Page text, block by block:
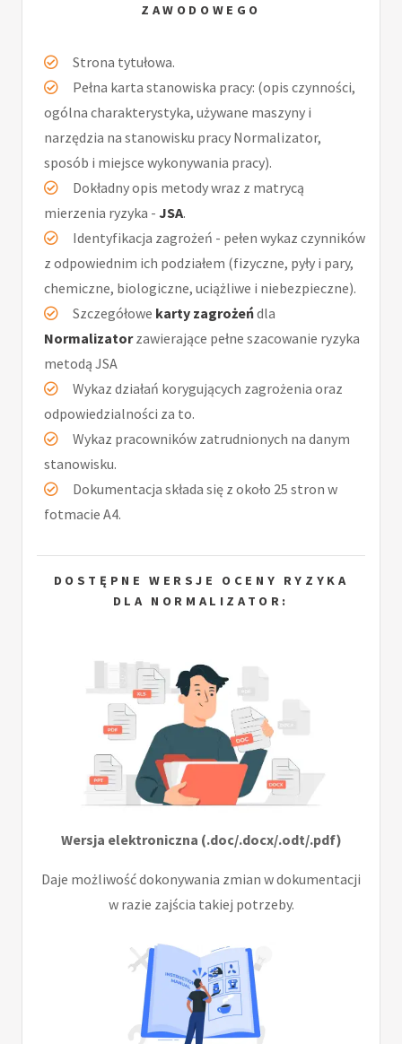
ZAWODOWEGO
Strona tytułowa.
Pełna karta stanowiska pracy: (opis czynności,
ogólna charakterystyka, używane maszyny i
narzędzia na stanowisku pracy Normalizator,
sposób i miejsce wykonywania pracy).
Dokładny opis metody wraz z matrycą
mierzenia ryzyka - JSA.
Identyfikacja zagrożeń - pełen wykaz czynników
z odpowiednim ich podziałem (fizyczne, pyły i pary,
chemiczne, biologiczne, uciążliwe i niebezpieczne).
Szczegółowe karty zagrożeńdla
Normalizatorzawierające pełne szacowanie ryzyka
metodą JSA
Wykaz działań korygujących zagrożenia oraz
odpowiedzialności za to.
Wykaz pracowników zatrudnionych na danym
stanowisku.
Dokumentacja składa się z około 25 stron w
fotmacie A4.
DOSTĘPNE WERSJE OCENY RYZYKA
DLA NORMALIZATOR:
Wersja elektroniczna (.doc/.docx/.odt/.pdf)
Daje możliwość dokonywania zmian w dokumentacji
w razie zajścia takiej potrzeby.